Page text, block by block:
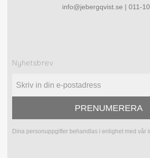
info@jebergqvist.se | 011-
Nyhetsbrev
PRENUMERERA
Dina personuppgifter behandlas i enlighet med vår